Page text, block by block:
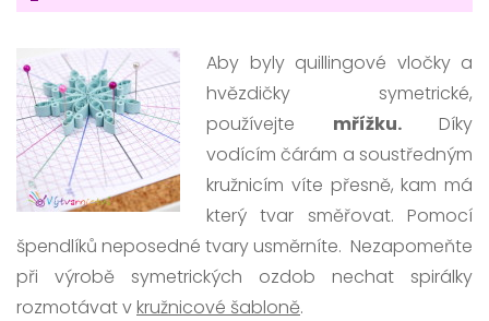
Aby byly quillingové vločky a
hvězdičky symetrické,
používejte mřížku. Díky
vodícím čárám a soustředným
kružnicím víte přesně, kam má
který tvar směřovat. Pomocí
špendlíků neposedné tvary usměrníte. Nezapomeňte
při výrobě symetrických ozdob nechat spirálky
rozmotávat vkružnicové šabloně.